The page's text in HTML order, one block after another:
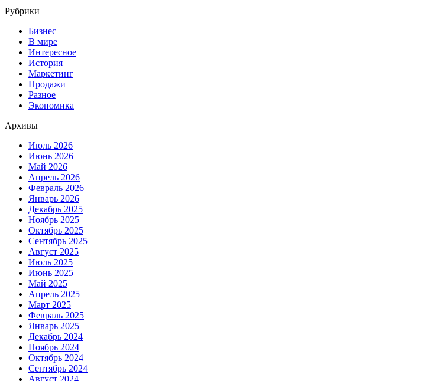
Рубрики
Бизнес
В мире
Интересное
История
Маркетинг
Продажи
Разное
Экономика
Архивы
Июль 2026
Июнь 2026
Май 2026
Апрель 2026
Февраль 2026
Январь 2026
Декабрь 2025
Ноябрь 2025
Октябрь 2025
Сентябрь 2025
Август 2025
Июль 2025
Июнь 2025
Май 2025
Апрель 2025
Март 2025
Февраль 2025
Январь 2025
Декабрь 2024
Ноябрь 2024
Октябрь 2024
Сентябрь 2024
Август 2024